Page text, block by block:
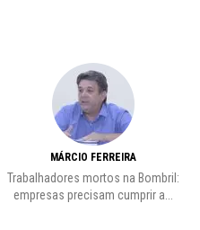
MÁRCIO FERREIRA
Trabalhadores mortos na Bombril:
empresas precisam cumprir a...